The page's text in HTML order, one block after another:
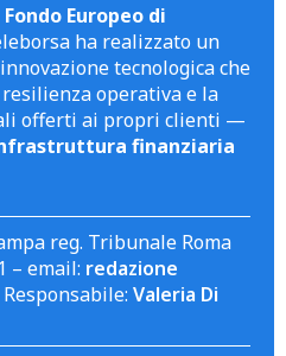
Fondo Europeo di
ha realizzato un
tecnologica che
operativa e la
offerti ai propri clienti —
finanziaria
reg. Tribunale Roma
– email: redazione
Valeria Di